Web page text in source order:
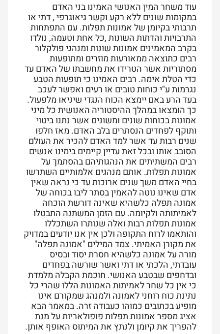
עוד משחר המין האנושי האמינו בני האדם
במקומות שונים ללא רקע וקשר גיאוגרפי , דתי או
תרבותי בקיומן של אמונות תפלות. עם התפתחות
התרבויות והדתות השונות ,כל אחת וטעמה, נולדו
בקרב המאמינים אמונות שונות ומנהגי פולקלור
רבים כתוצאה ממאורעות מוזרים ומתופעות
מסתוריות אשר הטרידו את מחשבתו של האדם עד
כדי הטלת אימה. רבים האמינו כי תופעות הטבע
נגרמות ע"י כוחות טובים או רעים ואפשר לעכב
בעד הרע באם יימצא הכוח הנגדי שיניאו מלפעול.
כך הומצאו במהלך ההיסטוריה האנושית כל מיני
אמונות בכוחות שונים ומשונים אשר נתנו ביטוי
ותוקף לפחדים הנסתרים בלב האדם. מאז חלפו
שנים רבות עד אשר למד האדם להכיר את העולם
הסובב אותו ובכל זאת עדיין קיימים בימינו אנשים
רבים המשתיתים את הנהגותיהם בהסתמך על
אמונות תפלות. אותם מנהגים אלמותיים השתרשו
בחיי האדם משך שנים ארוכות עד כי נראה שאין
אדם שאינו נוטה להאמין בסתר ליבו בכוחה של
אמונה תפלה כלשהיא שאינה דורשת הוכחה
לאמיתותה ולקיומה. עם הזמן המשתנה התבטלו
אמונות תפלות רבות ואלה שנותרו השתכללו
והותאמו לרוח התקופה ולכן אין אנו יודעים במדויק
את מקורן האמיתי. צמד המילים "אמונה תפלה"
מורה על אמונה כלשהיא חסרת יסוד ובסיס
עובדתי, הלכתי או דתי ואשר שורשה בפחדים
ובדחפים שבטבע האנושי. חוכמת הקבלה מלמדת
כי אין כל שחר לאמיתות האמונות הללו שהרי כל
נתינת כוח רוחני לאמונה ולמנהג שמקורם אינו
מופיע בכתובים כמוהו כעבודה זרה. במאמר הבא
אציג מספר אמונות תפלות פופולאריות על מנת
להפריך את קיומן ולנתץ את המיתוס האופף אותן.